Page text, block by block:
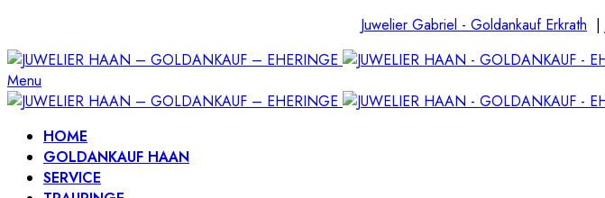
Juwelier Gabriel - Goldankauf Erkrath |
Menu
HOME
GOLDANKAUF HAAN
SERVICE